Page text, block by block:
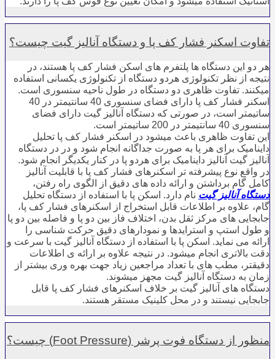
تفاوت اسکنر فشار کف پا و دستگاه آنالیز گیت چیست؟
هر دو این دستگاه ها پلتفرم های اسکن فشار کف پا هستند، در
نتیجه از نظر تکنولوژی هردو دستگاه از تکنولوژی یکسانی استفاده
میکنند. تفاوت ظاهری دو دستگاه در طول ناحیه سنسوری است.
اسکنر فشار کف پا دارای فضای سنسوری 40 سانتیمتر در 40
ساتیمتر است، در صورتی که دستگاه آنالیز گیت دارای فضای
سنسوری 40 سانتیمتر در 200 ساتیمتر است.
این تفاوت ظاهری باعث میشود در اسکنر فشار کف پا تحلیل
داینامیک برای هر پا به صورت جداگانه انجام شود و در در دستگاه
آنالیز گیت آنالیز داینامیک برای هردو پا در کنار یکدیگر انجام شود.
در واقع نوع پیشرفته تر اسکنرهای فشار کف پا با قابلیت آنالیز
کامل گام برداشتن و ارائه داده های دقیق از الگوی راه رفتن،
دستگاه آنالیز گیت نام دارد. اسکن پا با استفاده از دستگاه تحلیل
گام، علاوه بر اطلاعات قابل استخراج از اسکنرهای فشار کف پا،
جابجایی های مرکز ثقل بدن، اختلاف فاز بین دو پا و فاصله بین دو پا
و طول استپ و استرایدها و نمودارهای دقیق حرکت شناسی را
ارائه می نماید. اسکن پا با استفاده از دستگاه آنالیز گیت با سرعت و
دقت بالاتری انجام میشود. در نتیجه علاوه بر ارائه ی اطلاعات
دقیقتر، مطب های با تعداد مراجعین زیاد جهت بهره وری بیشتر از
زمان به دستگاه آنالیز گیت مجهز میشوند.
دستگاه های آنالیز گیت بر خلاف اسکنرهای فشار کف پا قابل
جابجایی نیستند و در محل کلینیک مستقر هستند.
منظور از دستگاه فوت پرشر (Foot Pressure) چیست؟